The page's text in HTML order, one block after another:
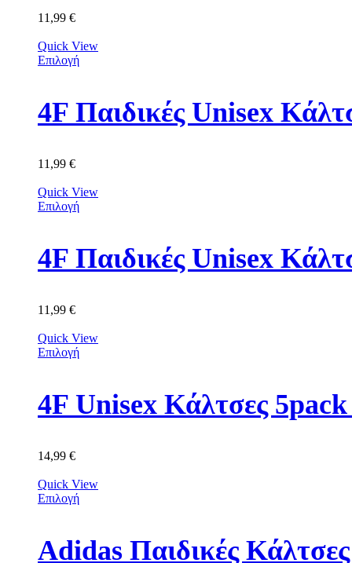
11,99 €
Quick View
Επιλογή
11,99 €
Quick View
Επιλογή
4F Παιδικές Unisex
11,99 €
Quick View
Επιλογή
4F Unisex Κάλτσες
14,99 €
Quick View
Επιλογή
Adidas Παιδικές